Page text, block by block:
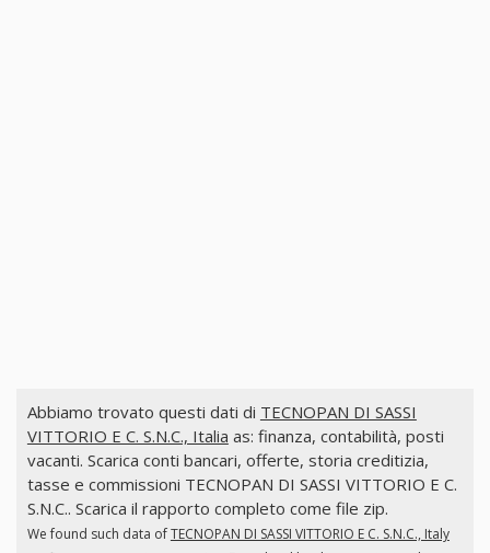
Abbiamo trovato questi dati di TECNOPAN DI SASSI
VITTORIO E C. S.N.C., Italia as: finanza, contabilità, posti
vacanti. Scarica conti bancari, offerte, storia creditizia,
tasse e commissioni TECNOPAN DI SASSI VITTORIO E C.
S.N.C.. Scarica il rapporto completo come file zip.
We found such data ofTECNOPAN DI SASSI VITTORIO E C. S.N.C., Italy